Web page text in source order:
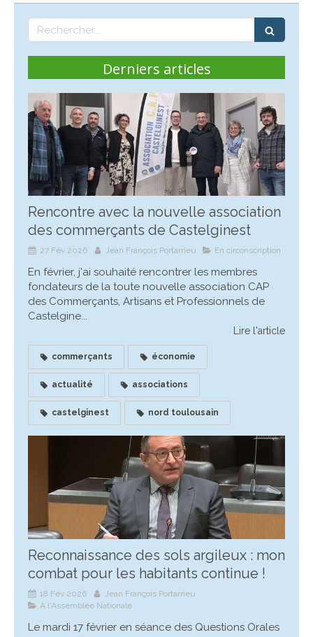
Rechercher
Derniers articles
Rencontre avec la nouvelle association
des commerçants de Castelginest
27 Fév 2026 Jean François Portarrieu En circonscription
En février, j'ai souhaité rencontrer les membres
fondateurs de la toute nouvelle association CAP
des Commerçants, Artisans et Professionnels de
Castelgine...
Lire l'article
commerçants économie
actualité associations
castelginest nord toulousain
Reconnaissance des sols argileux : mon
combat pour les habitants continue !
18 Fév 2026
Jean François Portarrieu
A l'Assemblée Nationale
Le mardi 17 février en séance des Questions Orales